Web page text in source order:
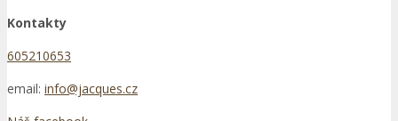
Kontakty
605210653
email: info@jacques.cz